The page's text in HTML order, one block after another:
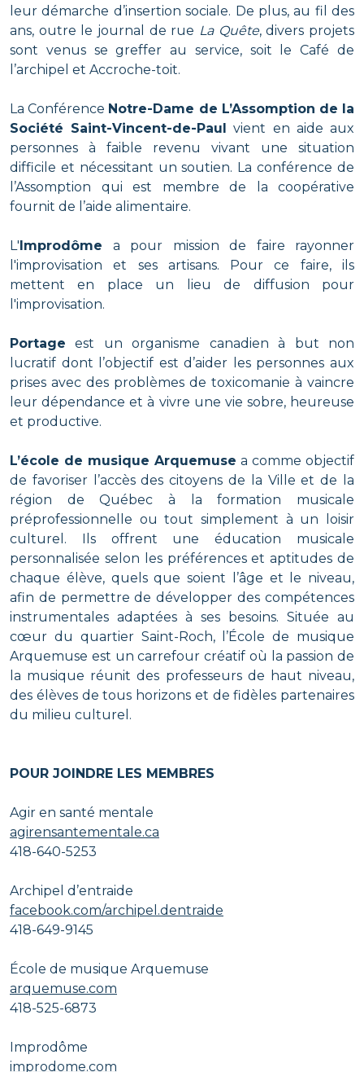
leur démarche d’insertion sociale. De plus, au fil des
ans, outre le journal de rue La Quête, divers projets
sont venus se greffer au service, soit le Café de
l’archipel et Accroche-toit.
La Conférence Notre-Dame de L’Assomption de la
Société Saint-Vincent-de-Paul vient en aide aux
personnes à faible revenu vivant une situation
difficile et nécessitant un soutien. La conférence de
l’Assomption qui est membre de la coopérative
fournit de l’aide alimentaire.
L'Improdôme a pour mission de faire rayonner
l'improvisation et ses artisans. Pour ce faire, ils
mettent en place un lieu de diffusion pour
l'improvisation.
Portage est un organisme canadien à but non
lucratif dont l’objectif est d’aider les personnes aux
prises avec des problèmes de toxicomanie à vaincre
leur dépendance et à vivre une vie sobre, heureuse
et productive.
L’école de musique Arquemuse a comme objectif
de favoriser l’accès des citoyens de la Ville et de la
région de Québec à la formation musicale
préprofessionnelle ou tout simplement à un loisir
culturel. Ils offrent une éducation musicale
personnalisée selon les préférences et aptitudes de
chaque élève, quels que soient l’âge et le niveau,
afin de permettre de développer des compétences
instrumentales adaptées à ses besoins. Située au
cœur du quartier Saint-Roch, l’École de musique
Arquemuse est un carrefour créatif où la passion de
la musique réunit des professeurs de haut niveau,
des élèves de tous horizons et de fidèles partenaires
du milieu culturel.
POUR JOINDRE LES MEMBRES
Agir en santé mentale
agirensantementale.ca
418-640-5253
Archipel d’entraide
facebook.com/archipel.dentraide
418-649-9145
École de musique Arquemuse
arquemuse.com
418-525-6873
Improdôme
improdome.com